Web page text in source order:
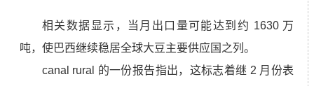
相关数据显示，当月出口量可能达到约 1630 万
吨，使巴西继续稳居全球大豆主要供应国之列。
canal rural 的一份报告指出，这标志着继 2 月份表